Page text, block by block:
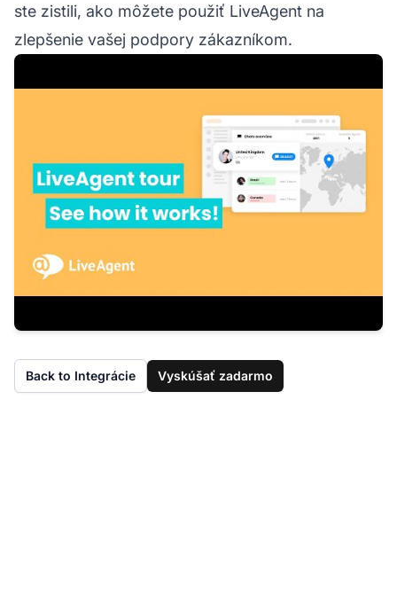
ste zistili, ako môžete použiť LiveAgent na
zlepšenie vašej podpory zákazníkom.
Back to Integrácie Vyskúšať zadarmo